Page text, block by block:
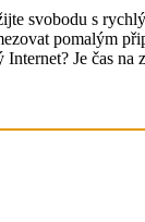
svobodu s
pomalým
Je čas na